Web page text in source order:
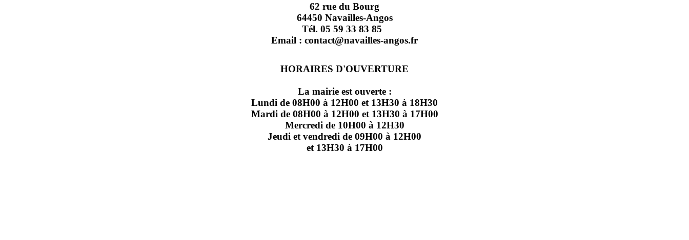
62 rue du Bourg
64450 Navailles-Angos
Tél. 05 59 33 83 85
Email : contact@navailles-angos.fr
HORAIRES D'OUVERTURE
La mairie est ouverte :
Lundi de 08H00 à 12H00 et 13H30 à 18H30
Mardi de 08H00 à 12H00 et 13H30 à 17H00
Mercredi de 10H00 à 12H30
Jeudi et vendredi de 09H00 à 12H00
et 13H30 à 17H00